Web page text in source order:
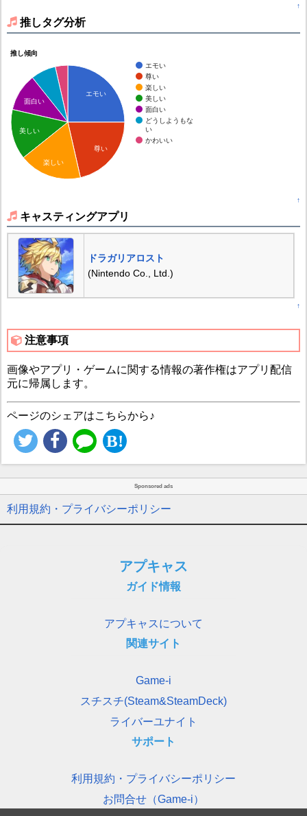
↑
推しタグ分析
推し傾向
エモい
尊い
楽しい
美しい
面白い
どうしようもな
い
かわいい
エモい
尊い
面白い
美しい
楽しい
↑
キャスティングアプリ
ドラガリアロスト
(Nintendo Co., Ltd.)
↑
注意事項
画像やアプリ・ゲームに関する情報の著作権はアプリ配信
元に帰属します。
ページのシェアはこちらから♪
Sponsored ads
利用規約・プライバシーポリシー
アプキャス
ガイド情報
アプキャスについて
関連サイト
Game-i
スチスチ(Steam&SteamDeck)
ライバーユナイト
サポート
利用規約・プライバシーポリシー
お問合せ（Game-i）